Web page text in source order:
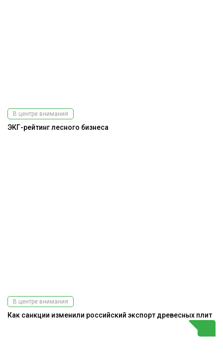
В центре внимания
ЭКГ-рейтинг лесного бизнеса
В центре внимания
Как санкции изменили российский экспорт древесных плит